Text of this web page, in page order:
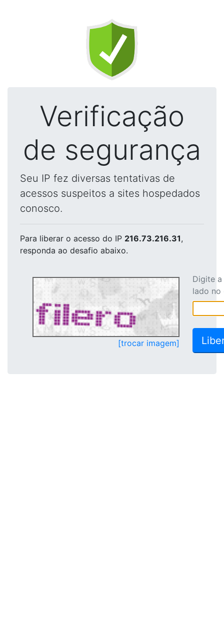
Verificação
de segurança
Seu IP fez diversas tentativas de
acessos suspeitos a sites hospedados
conosco.
Para liberar o acesso do IP 216.73.216.31,
responda ao desafio abaixo.
[trocar imagem]
Digite
lado no